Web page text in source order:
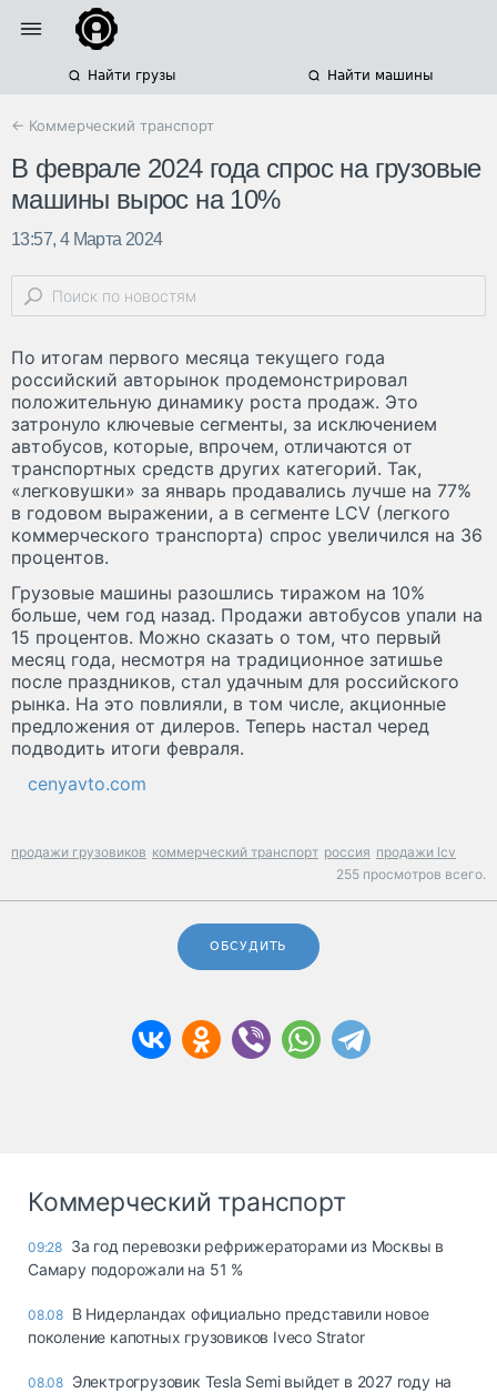
Найти грузы Найти машины
← Коммерческий транспорт
В феврале 2024 года спрос на грузовые
машины вырос на 10%
13:57, 4 Марта 2024
По итогам первого месяца текущего года
российский авторынок продемонстрировал
положительную динамику роста продаж. Это
затронуло ключевые сегменты, за исключением
автобусов, которые, впрочем, отличаются от
транспортных средств других категорий. Так,
«легковушки» за январь продавались лучше на 77%
в годовом выражении, а в сегменте LCV (легкого
коммерческого транспорта) спрос увеличился на 36
процентов.
Грузовые машины разошлись тиражом на 10%
больше, чем год назад. Продажи автобусов упали на
15 процентов. Можно сказать о том, что первый
месяц года, несмотря на традиционное затишье
после праздников, стал удачным для российского
рынка. На это повлияли, в том числе, акционные
предложения от дилеров. Теперь настал черед
подводить итоги февраля.
cenyavto.com
продажи грузовиков коммерческий транспорт россия продажи lcv
255 просмотров всего.
ОБСУДИТЬ
Коммерческий транспорт
09:28 За год перевозки рефрижераторами из Москвы в
Самару подорожали на 51 %
08.08 В Нидерландах официально представили новое
поколение капотных грузовиков Iveco Strator
08.08 Электрогрузовик Tesla Semi выйдет в 2027 году на